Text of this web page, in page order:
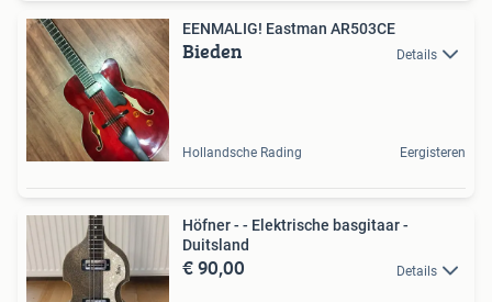
EENMALIG! Eastman AR503CE
Bieden Details
Hollandsche Rading Eergisteren
Höfner - - Elektrische basgitaar -
Duitsland
€ 90,00 Details